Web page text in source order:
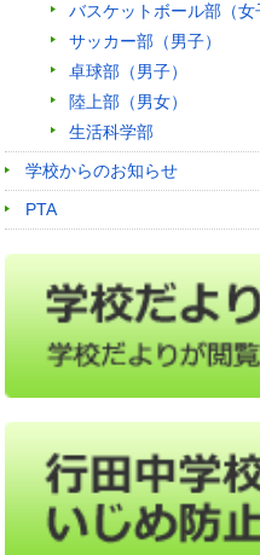
バスケットボール部（女
サッカー部（男子）
卓球部（男子）
陸上部（男女）
生活科学部
学校からのお知らせ
PTA